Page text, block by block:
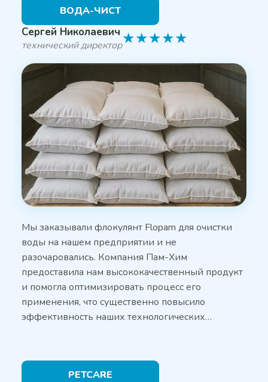
ВОДА-ЧИСТ
Сергей Николаевич
технический директор★★★★★
Мы заказывали флокулянт Flopam для очистки
воды на нашем предприятии и не
разочаровались. Компания Пам-Хим
предоставила нам высококачественный продукт
и помогла оптимизировать процесс его
применения, что существенно повысило
эффективность наших технологических…
PETCARE